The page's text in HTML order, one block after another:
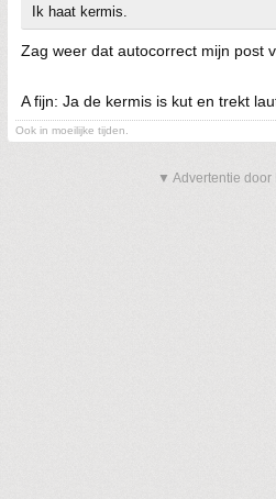
Ik haat kermis.
Zag weer dat autocorrect mijn post
A fijn: Ja de kermis is kut en trekt
Ook in moeilijke tijden.
▼ Advertentie door